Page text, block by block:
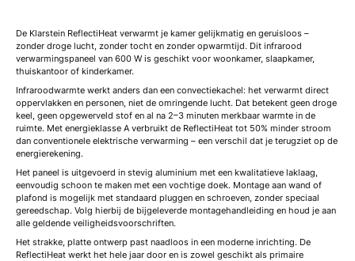
De Klarstein ReflectiHeat verwarmt je kamer gelijkmatig en geruisloos –
zonder droge lucht, zonder tocht en zonder opwarmtijd. Dit infrarood
verwarmingspaneel van 600 W is geschikt voor woonkamer, slaapkamer,
thuiskantoor of kinderkamer.
Infraroodwarmte werkt anders dan een convectiekachel: het verwarmt direct
oppervlakken en personen, niet de omringende lucht. Dat betekent geen droge
keel, geen opgewerveld stof en al na 2–3 minuten merkbaar warmte in de
ruimte. Met energieklasse A verbruikt de ReflectiHeat tot 50% minder stroom
dan conventionele elektrische verwarming – een verschil dat je terugziet op de
energierekening.
Het paneel is uitgevoerd in stevig aluminium met een kwalitatieve laklaag,
eenvoudig schoon te maken met een vochtige doek. Montage aan wand of
plafond is mogelijk met standaard pluggen en schroeven, zonder speciaal
gereedschap. Volg hierbij de bijgeleverde montagehandleiding en houd je aan
alle geldende veiligheidsvoorschriften.
Het strakke, platte ontwerp past naadloos in een moderne inrichting. De
ReflectiHeat werkt het hele jaar door en is zowel geschikt als primaire